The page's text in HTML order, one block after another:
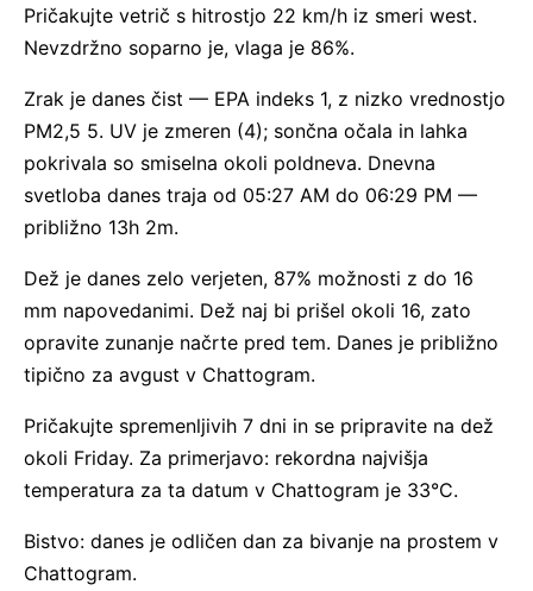
Pričakujte vetrič s hitrostjo 22 km/h iz smeri west.
Nevzdržno soparno je, vlaga je 86%.
Zrak je danes čist — EPA indeks 1, z nizko vrednostjo
PM2,5 5. UV je zmeren (4); sončna očala in lahka
pokrivala so smiselna okoli poldneva. Dnevna
svetloba danes traja od 05:27 AM do 06:29 PM —
približno 13h 2m.
Dež je danes zelo verjeten, 87% možnosti z do 16
mm napovedanimi. Dež naj bi prišel okoli 16, zato
opravite zunanje načrte pred tem. Danes je približno
tipično za avgust v Chattogram.
Pričakujte spremenljivih 7 dni in se pripravite na dež
okoli Friday. Za primerjavo: rekordna najvišja
temperatura za ta datum v Chattogram je 33°C.
Bistvo: danes je odličen dan za bivanje na prostem v
Chattogram.